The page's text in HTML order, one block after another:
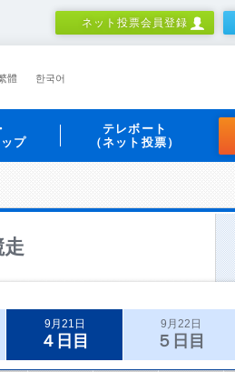
ネット投票会員登録
體 한국어
プ
テレボート
（ネット投票）
走
9月21日
４日目
9月22日
５日目